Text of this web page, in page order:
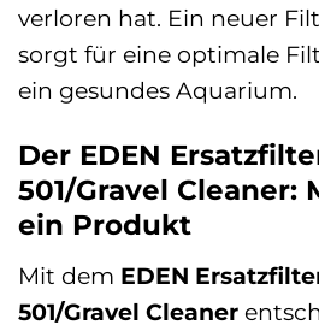
verloren hat. Ein neuer
sorgt für eine optimale
ein gesundes Aquarium.
Der EDEN
501/Gravel Cleaner:
ein Produkt
Mit dem EDEN
501/Gravel Cleaner